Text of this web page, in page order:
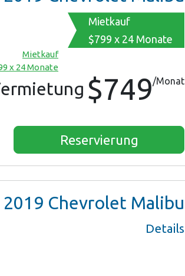
Mietkauf
$799 x 24 Monate
Mietkauf
x 24 Monate
$749/Monat
Reservierung
2019 Chevrolet Malibu
Details